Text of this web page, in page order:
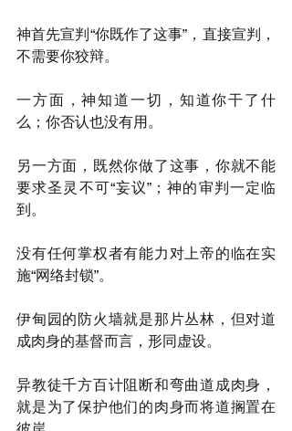
神首先宣判“你既作了这事”，直接宣判，
不需要你狡辩。
一方面，神知道一切，知道你干了什
么；你否认也没有用。
另一方面，既然你做了这事，你就不能
要求圣灵不可“妄议”；神的审判一定临
到。
没有任何掌权者有能力对上帝的临在实
施“网络封锁”。
伊甸园的防火墙就是那片丛林，但对道
成肉身的基督而言，形同虚设。
异教徒千方百计阻断和弯曲道成肉身，
就是为了保护他们的肉身而将道搁置在